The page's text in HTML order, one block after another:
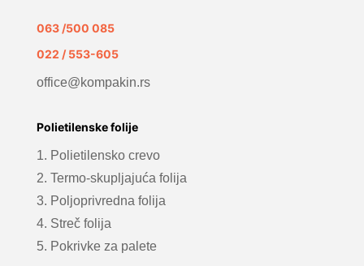
063 /500 085
022 / 553-605
office@kompakin.rs
Polietilenske folije
1. Polietilensko crevo
2. Termo-skupljajuća folija
3. Poljoprivredna folija
4. Streč folija
5. Pokrivke za palete